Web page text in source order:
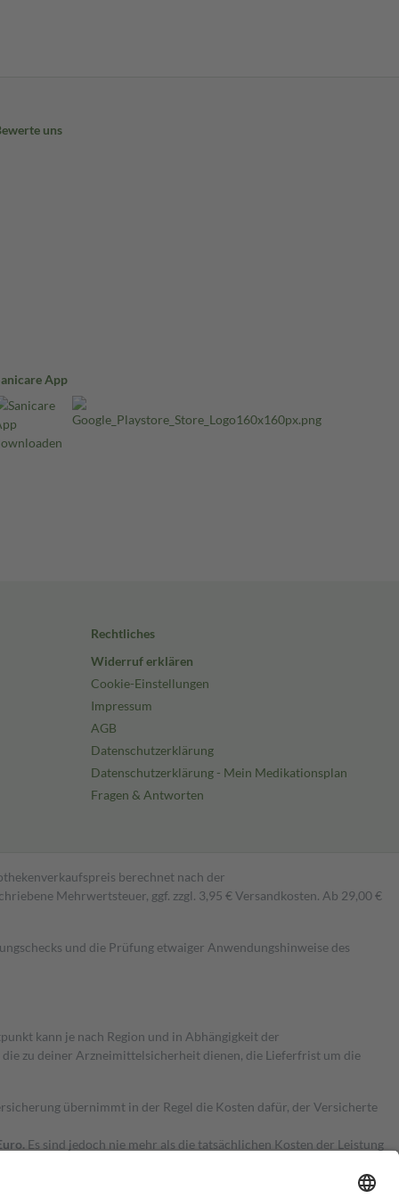
uns
App
Rechtliches
Widerruf erklären
Cookie-Einstellungen
Impressum
AGB
Datenschutzerklärung
Datenschutzerklärung - Mein Medikationsplan
Fragen & Antworten
berechnet nach der
Mehrwertsteuer, ggf. zzgl. 3,95 € Versandkosten. Ab 29,00 €
und die Prüfung etwaiger Anwendungshinweise des
kann je nach Region und in Abhängigkeit der
zu deiner Arzneimittelsicherheit dienen, die Lieferfrist um die
übernimmt in der Regel die Kosten dafür, der Versicherte
Es sind jedoch nie mehr als die tatsächlichen Kosten der Leistung